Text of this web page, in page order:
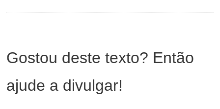
Gostou deste texto? Então
ajude a divulgar!